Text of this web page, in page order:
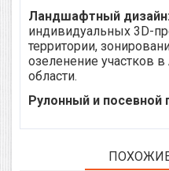
Ландшафтный
индивидуальных 3D-
территории,
озеленение участков
области.
Рулонный и посевной